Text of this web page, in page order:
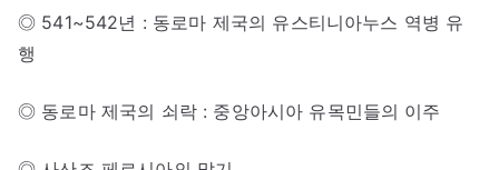
◎ 541~542년 : 동로마 제국의 유스티니아누스 역병 유
행
◎ 동로마 제국의 쇠락 : 중앙아시아 유목민들의 이주